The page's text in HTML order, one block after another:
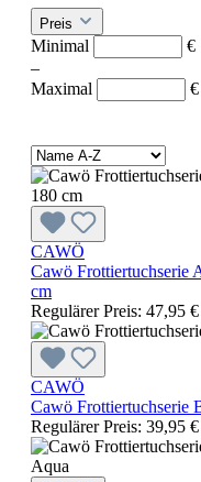
Preis
Minimal
€
–
Maximal
€
CAWÖ
Cawö Frottiertuchserie
cm
Regulärer Preis: 47,95 €
CAWÖ
Cawö Frottiertuchserie
Regulärer Preis: 39,95 €